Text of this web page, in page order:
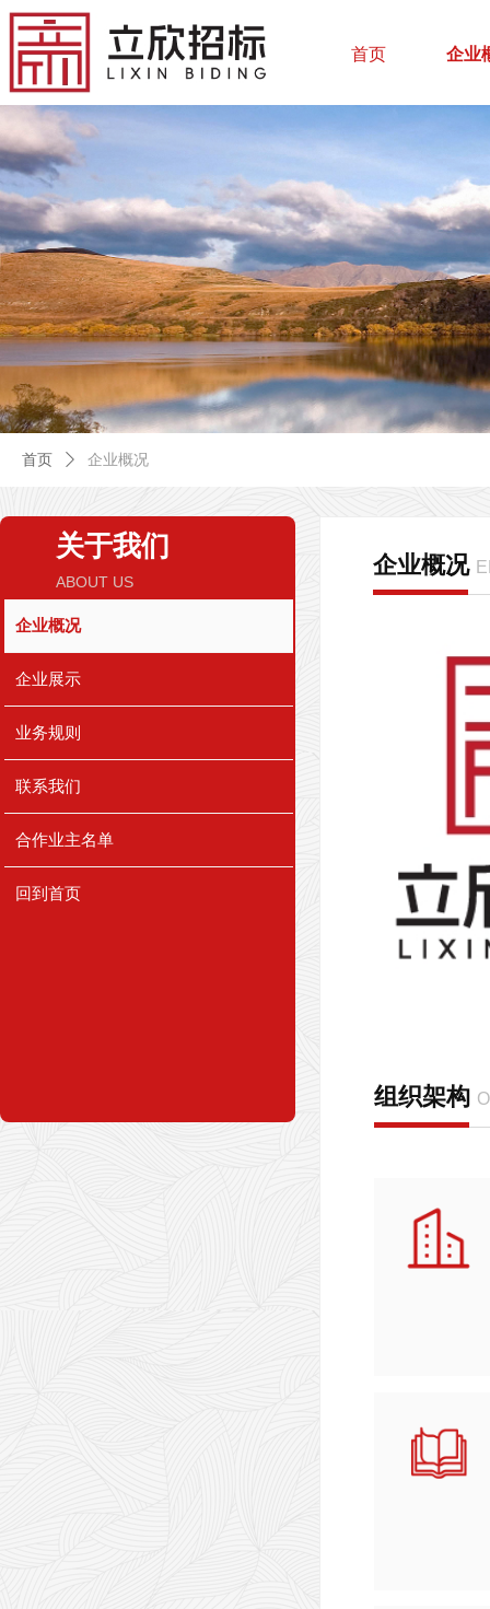
首页 企业
首页 ꄲ 企业概况
企业概况
组织架构
STRUCTURE
关于我们
ABOUT US
企业概况
企业展示
业务规则
联系我们
合作业主名单
回到首页